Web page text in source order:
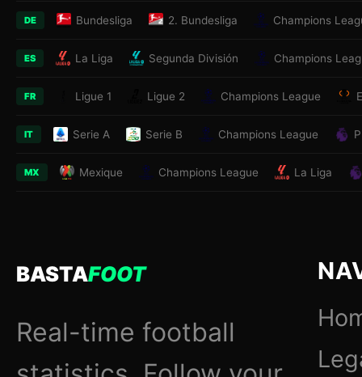
DE Bundesliga 2. Bundesliga Champions
ES La Liga Segunda División Champions
FR Ligue 1 Ligue 2 Champions League
IT Serie A Serie B Champions League
MX Mexique Champions League La Liga
BASTAFOOT
Real-time football